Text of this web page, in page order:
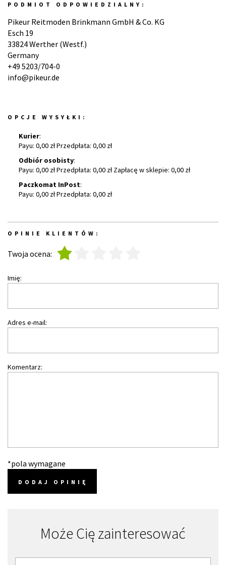
PODMIOT ODPOWIEDZIALNY:
Pikeur Reitmoden Brinkmann GmbH & Co. KG
Esch 19
33824 Werther (Westf.)
Germany
+49 5203/704-0
info@pikeur.de
OPCJE WYSYŁKI:
Kurier:
Payu: 0,00 zł Przedpłata: 0,00 zł
Odbiór osobisty:
Payu: 0,00 zł Przedpłata: 0,00 zł Zapłacę w sklepie: 0,00 zł
Paczkomat InPost:
Payu: 0,00 zł Przedpłata: 0,00 zł
OPINIE KLIENTÓW:
Twoja ocena:
Imię:
Adres e-mail:
Komentarz:
*pola wymagane
DODAJ OPINIĘ
Może Cię zainteresować